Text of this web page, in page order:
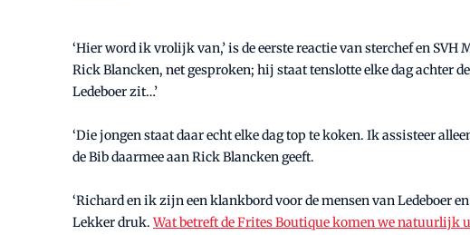
‘Hier word ik vrolijk van,’ is de eerste reactie van sterchef en
Rick Blancken, net gesproken; hij staat tenslotte elke dag achter
Ledeboer zit…’
‘Die jongen staat daar echt elke dag top te koken. Ik assisteer
de Bib daarmee aan Rick Blancken geeft.
‘Richard en ik zijn een klankbord voor de mensen van Ledeboer
Lekker druk.Wat betreft de Frites Boutique komen we natuurlijk